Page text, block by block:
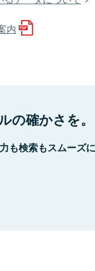
内
の確かさを。
も検索もスムーズ